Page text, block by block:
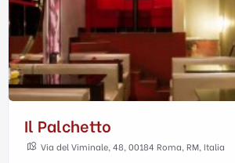
Il Palchetto
Via del Viminale, 48, 00184 Roma, RM, Italia